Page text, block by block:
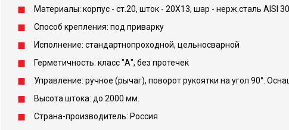
Материалы: корпус - ст.20, шток - 20Х13, шар - нерж.сталь AISI
Способ крепления: под приварку
Исполнение: стандартнопроходной, цельносварной
Герметичность: класс "А", без протечек
Управление: ручное (рычаг), поворот рукоятки на угол 90°.
Высота штока: до 2000 мм.
Страна-производитель: Россия